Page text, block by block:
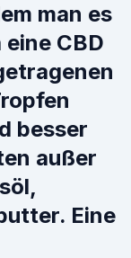
man es
CBD
besser
außer
Eine